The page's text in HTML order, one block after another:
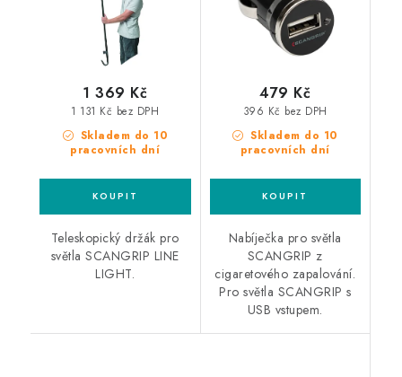
Skladem do 10
pracovních dní
1 131 Kč bez DPH
1 369 Kč
Teleskopický držák pro
světla SCANGRIP LINE
LIGHT.
Skladem do 10
pracovních dní
396 Kč bez DPH
479 Kč
Nabíječka pro světla
SCANGRIP z
cigaretového zapalování.
Pro světla SCANGRIP s
USB vstupem.